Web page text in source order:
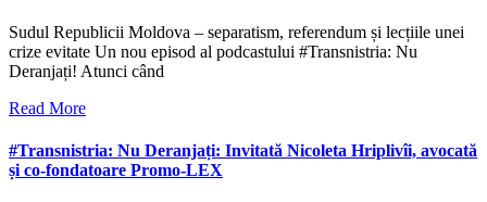
Sudul Republicii Moldova – separatism, referendum și lecțiile unei
crize evitate Un nou episod al podcastului #Transnistria: Nu
Deranjați! Atunci când
Read More
#Transnistria: Nu Deranjați: Invitată Nicoleta Hriplivîi, avocată
și co-fondatoare Promo-LEX